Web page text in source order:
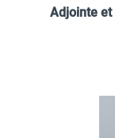
Adjointe